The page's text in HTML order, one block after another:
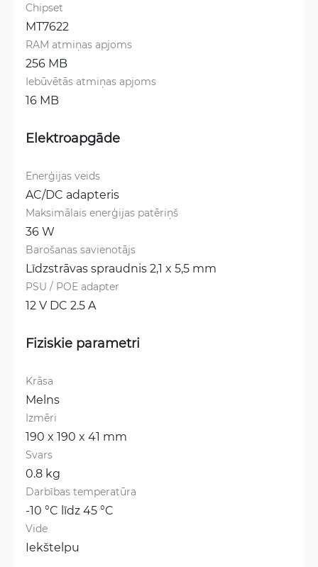
Chipset
MT7622
RAM atmiņas apjoms
256 MB
Iebūvētās atmiņas apjoms
16 MB
Elektroapgāde
Enerģijas veids
AC/DC adapteris
Maksimālais enerģijas patēriņš
36 W
Barošanas savienotājs
Līdzstrāvas spraudnis 2,1 x 5,5 mm
PSU / POE adapter
12 V DC 2.5 A
Fiziskie parametri
Krāsa
Melns
Izmēri
190 x 190 x 41 mm
Svars
0.8 kg
Darbības temperatūra
-10 °C līdz 45 °C
Vide
Iekštelpu